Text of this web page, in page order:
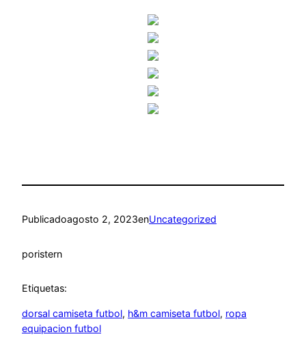
Publicadoagosto 2, 2023enUncategorized
poristern
Etiquetas:
dorsal camiseta futbol, h&m camiseta futbol, ropa
equipacion futbol